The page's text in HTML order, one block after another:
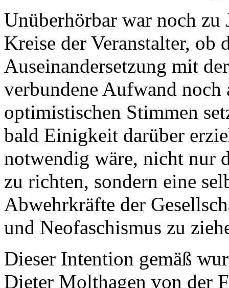
Unüberhörbar war noch zu
Kreise der Veranstalter, ob
Auseinandersetzung mit
verbundene Aufwand noch
optimistischen Stimmen
bald Einigkeit darüber
notwendig wäre, nicht nur
zu richten, sondern eine
Abwehrkräfte der
und Neofaschismus zu
Dieser Intention gemäß
Dieter Molthagen von der